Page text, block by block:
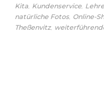
Kita Kundenservice
natürliche Fotos Online-
Theßenvitz,